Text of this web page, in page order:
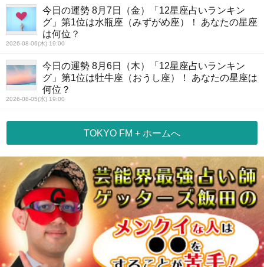
今日の運勢 8月7日（金）「12星座占いランキン
グ」第1位は水瓶座（みずがめ座）！ あなたの星座
は何位？
2026-08-06(木) 19:00
今日の運勢 8月6日（木）「12星座占いランキン
グ」第1位は牡牛座（おうし座）！ あなたの星座は
何位？
2026-08-05(水) 19:00
TOKYO FM + ホームへ